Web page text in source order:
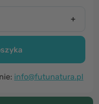
+
info@futunatura.pl